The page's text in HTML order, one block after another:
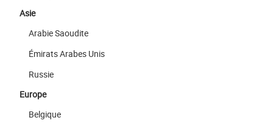
Asie
Arabie Saoudite
Émirats Arabes Unis
Russie
Europe
Belgique